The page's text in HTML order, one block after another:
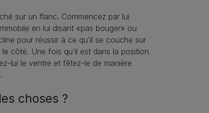
sur un flanc. Commencez par lui
en lui disant «pas bouger» ou
pour réussir à ce qu’il se couche sur
côté. Une fois qu’il est dans la position
lui le ventre et fêtez-le de manière
choses ?